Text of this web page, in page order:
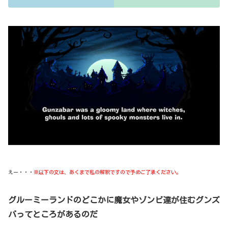
えー・・・ ※以下の文は、あくまで私の解釈ですので予めご了承ください。
グルーミーランドのどこかに魔女やゾンビ達が住むグンズ
バってところがあるのだ